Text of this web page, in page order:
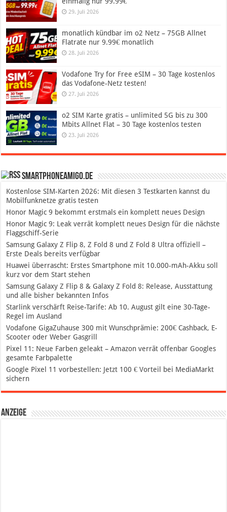
29. Juli 2026
monatlich kündbar im o2 Netz – 75GB Allnet
Flatrate nur 9.99€ monatlich
28. Juli 2026
Vodafone Try for Free eSIM – 30 Tage kostenlos
das Vodafone-Netz testen!
27. Juli 2026
o2 SIM Karte gratis – unlimited 5G bis zu 300
Mbits Allnet Flat – 30 Tage kostenlos testen
23. Juli 2026
SmartphoneAmigo.de
Kostenlose SIM-Karten 2026: Mit diesen 3 Testkarten kannst du
Mobilfunknetze gratis testen
Honor Magic 9 bekommt erstmals ein komplett neues Design
Honor Magic 9: Leak verrät komplett neues Design für die nächste
Flaggschiff-Serie
Samsung Galaxy Z Flip 8, Z Fold 8 und Z Fold 8 Ultra offiziell –
Erste Deals bereits verfügbar
Huawei überrascht: Erstes Smartphone mit 10.000-mAh-Akku soll
kurz vor dem Start stehen
Samsung Galaxy Z Flip 8 & Galaxy Z Fold 8: Release, Ausstattung
und alle bisher bekannten Infos
Starlink verschärft Reise-Tarife: Ab 10. August gilt eine 30-Tage-
Regel im Ausland
Vodafone GigaZuhause 300 mit Wunschprämie: 200€ Cashback, E-
Scooter oder Weber Gasgrill
Pixel 11: Neue Farben geleakt – Amazon verrät offenbar Googles
gesamte Farbpalette
Google Pixel 11 vorbestellen: Jetzt 100 € Vorteil bei MediaMarkt
sichern
Anzeige